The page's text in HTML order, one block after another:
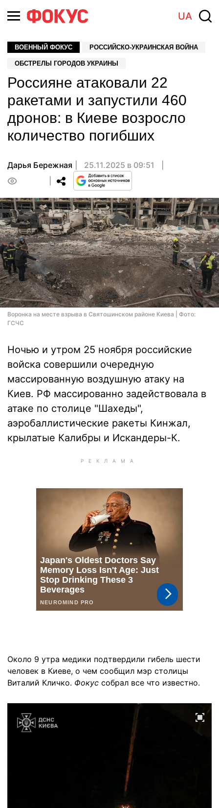
UA
ВОЕННЫЙ ФОКУС РОССИЙСКО-УКРАИНСКАЯ ВОЙНА
ОБСТРЕЛЫ ГОРОДОВ УКРАИНЫ
Россияне атаковали 22
ракетами и запустили 460
дронов: в Киеве возросло
количество погибших
Дарья Бережная
25.11.2025 в 09:51
Воронка на месте взрыва в Святошинском районе Киева | Фото:
ГСЧС
Ночью и утром 25 ноября российские
войска совершили очередную
массированную воздушную атаку на
Киев. РФ массированно задействовала в
атаке по столице "Шахеды",
аэробаллистические ракеты Кинжал,
крылатые Калибры и Искандеры-К.
Около 9 утра медики подтвердили гибель шести
человек в Киеве, о чем сообщил мэр столицы
Виталий Кличко. Фокус собрал все что известно.